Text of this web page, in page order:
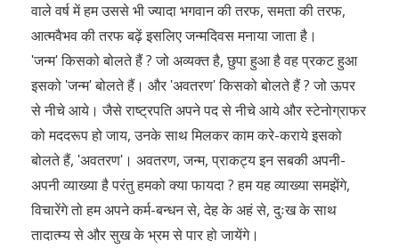
वाले वर्ष में हम उससे भी ज्यादा भगवान की तरफ, समता की तरफ,
आत्मवैभव की तरफ बढ़ें इसलिए जन्मदिवस मनाया जाता है।
ʹजन्मʹ किसको बोलते हैं ? जो अव्यक्त है, छुपा हुआ है वह प्रकट हुआ
इसको ʹजन्मʹ बोलते हैं। और ʹअवतरणʹ किसको बोलते हैं ? जो ऊपर
से नीचे आये। जैसे राष्ट्रपति अपने पद से नीचे आये और स्टेनोग्राफर
को मददरूप हो जाय, उनके साथ मिलकर काम करे-कराये इसको
बोलते हैं, ʹअवतरणʹ। अवतरण, जन्म, प्राकट्य इन सबकी अपनी-
अपनी व्याख्या है परंतु हमको क्या फायदा ? हम यह व्याख्या समझेंगे,
विचारेंगे तो हम अपने कर्म-बन्धन से, देह के अहं से, दुःख के साथ
तादात्म्य से और सुख के भ्रम से पार हो जायेंगे।